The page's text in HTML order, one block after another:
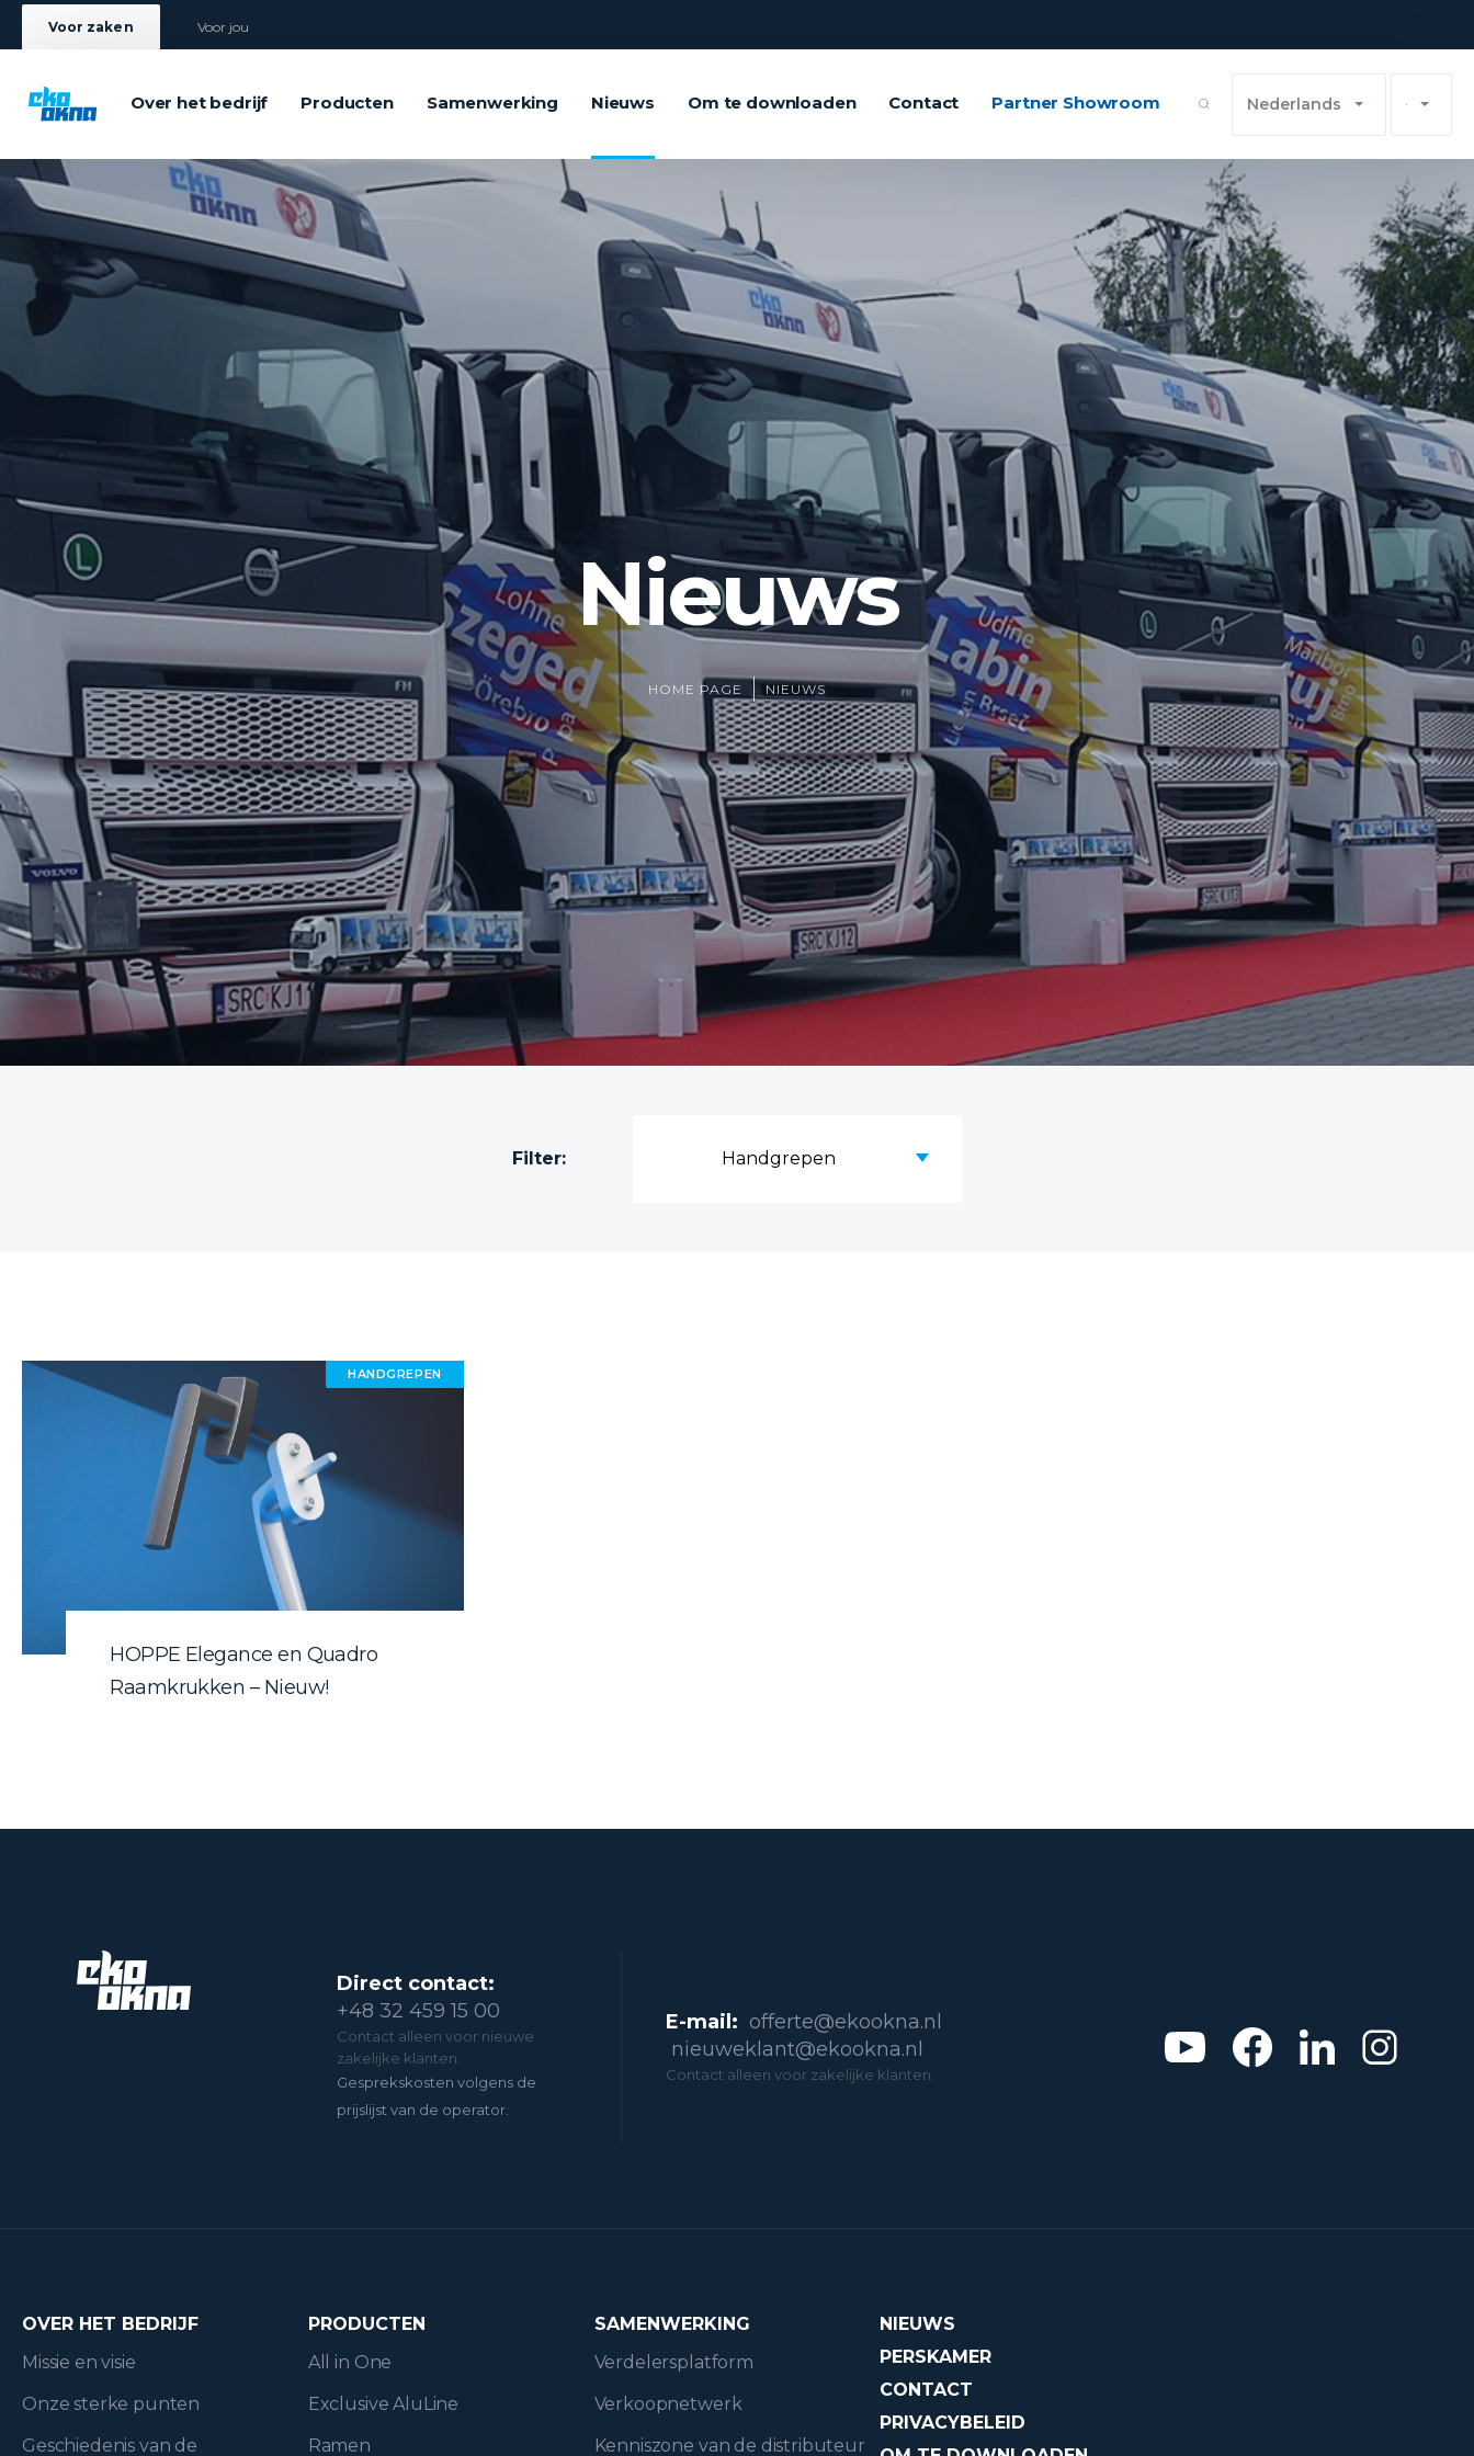
Voor zaken Voor jou
Over het bedrijf Producten Samenwerking Nieuws Om te downloaden Contact Partner Showroom Nederlands
Nieuws
HOME PAGE NIEUWS
Filter: Handgrepen
HOPPE Elegance en Quadro
Raamkrukken – Nieuw!
HANDGREPEN
Direct contact:
+48 32 459 15 00
Contact alleen voor nieuwe
zakelijke klanten.
Gesprekskosten volgens de
prijslijst van de operator.
E-mail: offerte@ekookna.nl
nieuweklant@ekookna.nl
Contact alleen voor zakelijke klanten.
OVER HET BEDRIJF
Missie en visie
Onze sterke punten
Geschiedenis van de
PRODUCTEN
All in One
Exclusive AluLine
Ramen
SAMENWERKING
Verdelersplatform
Verkoopnetwerk
Kenniszone van de distributeur
NIEUWS
PERSKAMER
CONTACT
PRIVACYBELEID